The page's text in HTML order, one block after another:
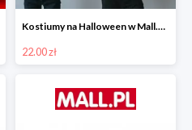
Kostiumy na Halloween w Mall.pl od 22 zł
22.00 zł